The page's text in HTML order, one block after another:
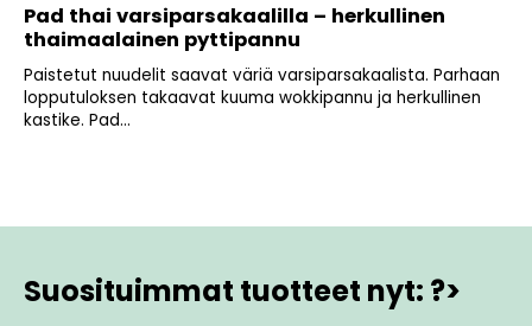
Pad thai varsiparsakaalilla – herkullinen
thaimaalainen pyttipannu
Paistetut nuudelit saavat väriä varsiparsakaalista. Parhaan
lopputuloksen takaavat kuuma wokkipannu ja herkullinen
kastike. Pad...
Suosituimmat tuotteet nyt: ?>